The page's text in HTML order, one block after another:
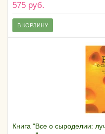
575 руб.
В КОРЗИНУ
Книга "Все о сыроделии: